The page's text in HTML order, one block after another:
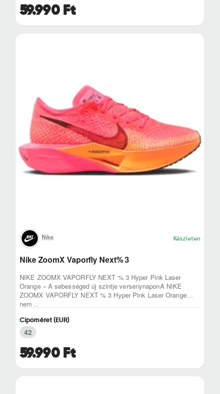
59.990 Ft
Nike Készleten
Nike ZoomX Vaporfly Next% 3
NIKE ZOOMX VAPORFLY NEXT % 3 Hyper Pink Laser
Orange – A sebességed új szintje versenynaponA NIKE
ZOOMX VAPORFLY NEXT % 3 Hyper Pink Laser Orange
nem ..
59.990 Ft
Cipőméret (EUR)
42